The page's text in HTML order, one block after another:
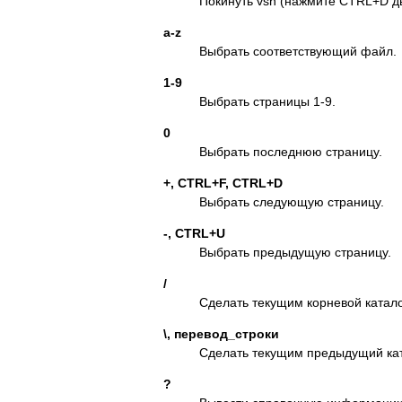
a-z
Выбрать соответствующий файл.
1-9
Выбрать страницы 1-9.
0
Выбрать последнюю страницу.
+, CTRL+F, CTRL+D
Выбрать следующую страницу.
-, CTRL+U
Выбрать предыдущую страницу.
/
Сделать текущим корневой
\, перевод_строки
Сделать текущим предыдущий
?